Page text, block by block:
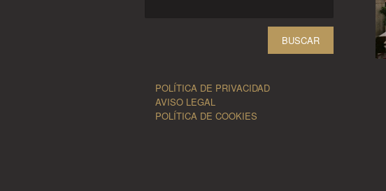
POLÍTICA DE PRIVACIDAD
AVISO LEGAL
POLÍTICA DE COOKIES